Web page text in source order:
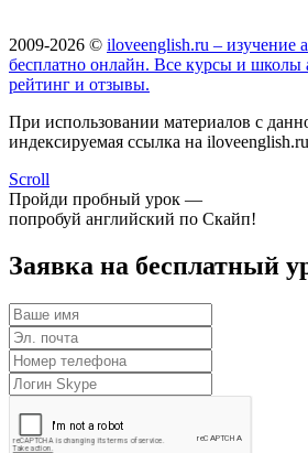
2009-2026 © iloveenglish.ru – изучение
бесплатно онлайн. Все курсы и школы
рейтинг и отзывы.
При использовании материалов с
индексируемая ссылка на iloveenglish.ru
Scroll
Пройди пробный урок —
попробуй английский по Скайп!
Заявка на бесплатный